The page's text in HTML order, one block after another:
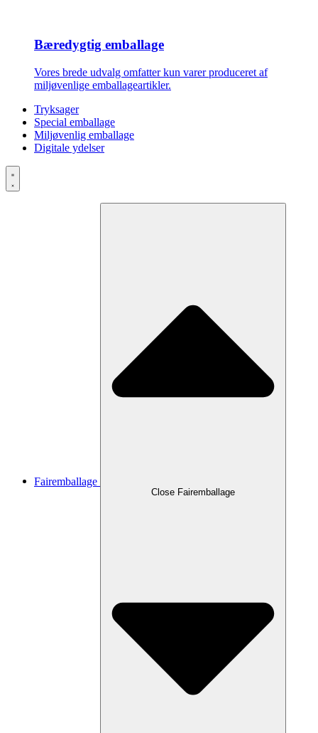
Bæredygtig emballage
Vores brede udvalg omfatter kun varer produceret af
miljøvenlige emballageartikler.
Tryksager
Special emballage
Miljøvenlig emballage
Digitale ydelser
Fairemballage
Close Fairemballage